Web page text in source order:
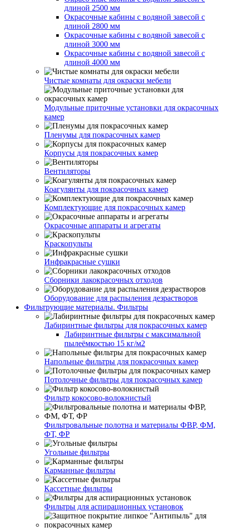
длиной 2500 мм
Окрасочные кабины с водяной завесой с
длиной 2800 мм
Окрасочные кабины с водяной завесой с
длиной 3000 мм
Окрасочные кабины с водяной завесой с
длиной 4000 мм
Чистые комнаты для окраски мебели
Модульные приточные установки для окрасочных
камер
Пленумы для покрасочных камер
Корпусы для покрасочных камер
Вентиляторы
Коагулянты для покрасочных камер
Комплектующие для покрасочных камер
Окрасочные аппараты и агрегаты
Краскопульты
Инфракрасные сушки
Сборники лакокрасочных отходов
Оборудование для распыления дезрастворов
Фильтрующие материалы. Фильтры
Лабиринтные фильтры для покрасочных камер
Лабиринтные фильтры с максимальной
пылеёмкостью 15 кг/м2
Напольные фильтры для покрасочных камер
Потолочные фильтры для покрасочных камер
Фильтр кокосово-волокнистый
Фильтровальные полотна и материалы ФВР, ФМ,
ФТ, ФР
Угольные фильтры
Карманные фильтры
Кассетные фильтры
Фильтры для аспирационных установок